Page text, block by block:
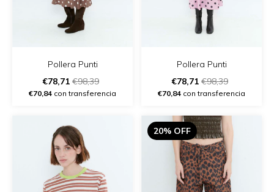
Pollera Punti
€78,71 €98,39
€70,84 con transferencia
Pollera Punti
€78,71 €98,39
€70,84 con transferencia
20% OFF